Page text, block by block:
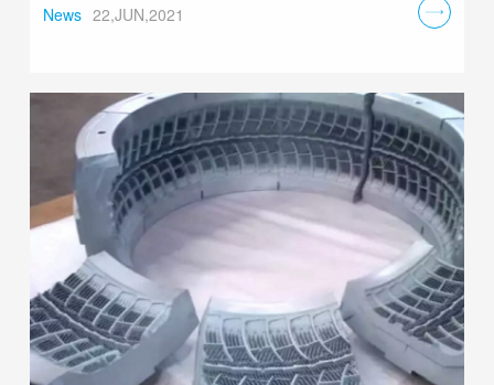
中冷器、油冷却器和热交换器等......
News 22,JUN,2021